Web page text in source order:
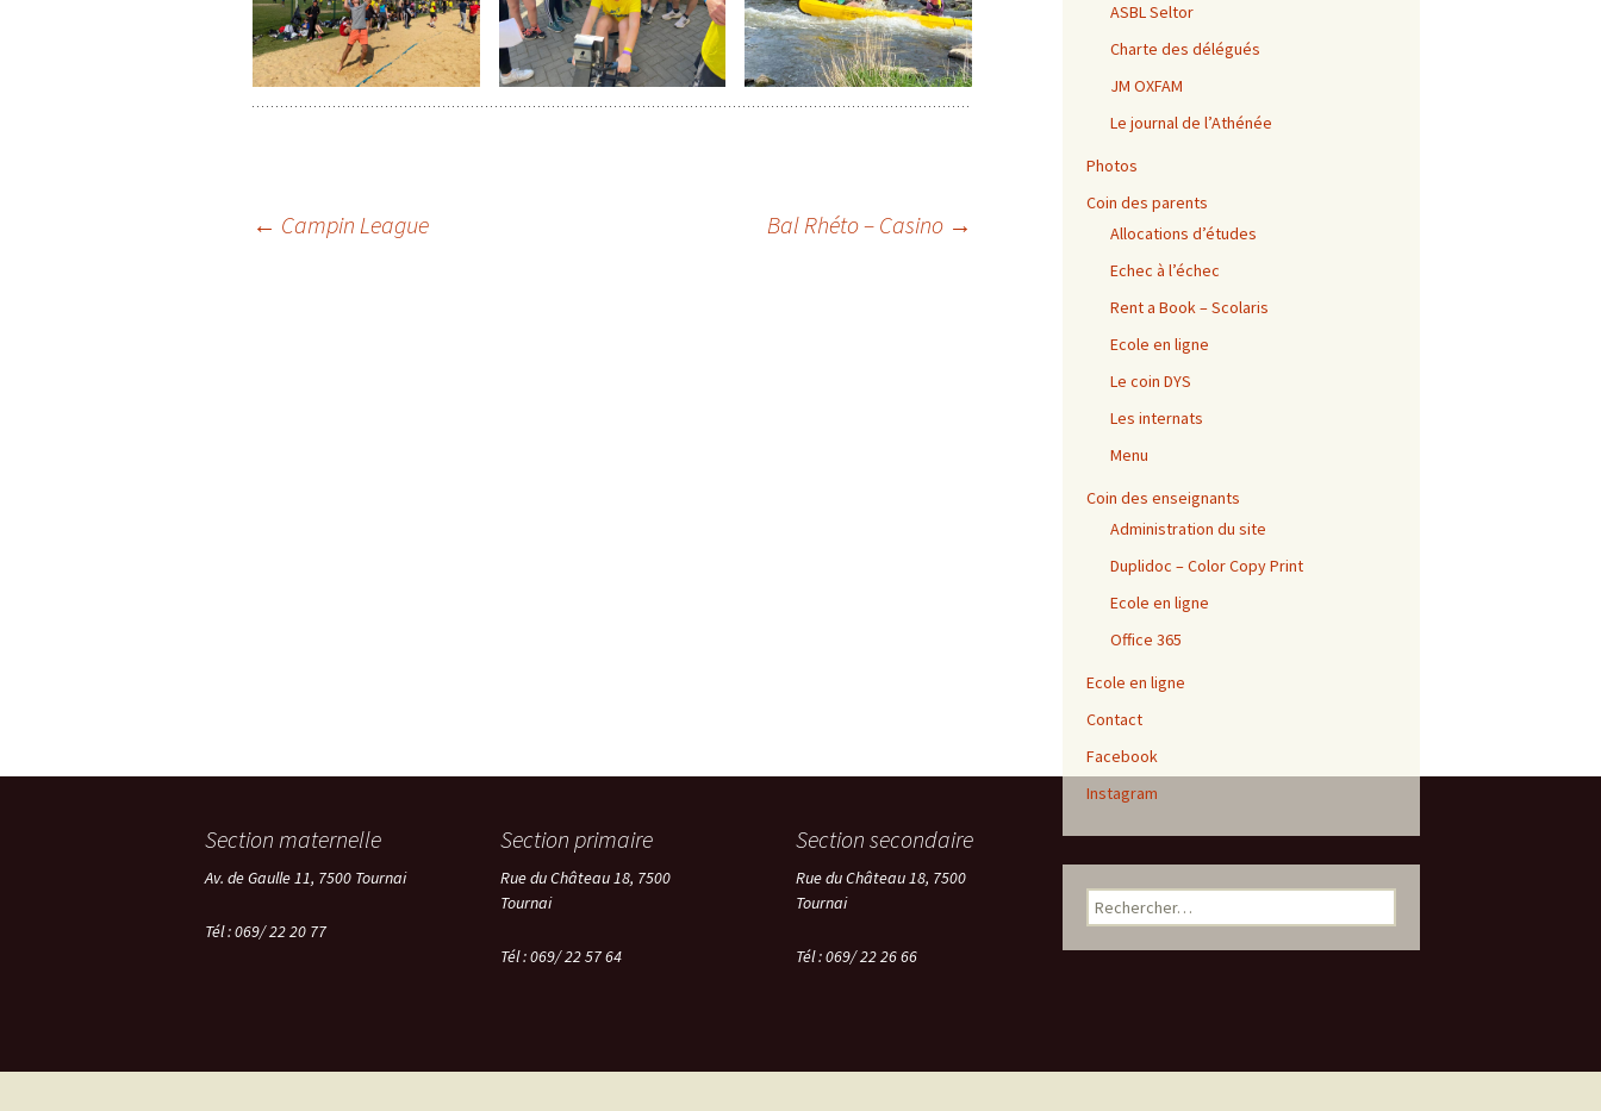
Navigation
← Campin League Bal Rhéto – Casino →
ASBL Seltor
Charte des délégués
JM OXFAM
Le journal de l’Athénée
Photos
Coin des parents
Allocations d’études
Echec à l’échec
Rent a Book – Scolaris
Ecole en ligne
Le coin DYS
Les internats
Menu
Coin des enseignants
Administration du site
Duplidoc – Color Copy Print
Ecole en ligne
Office 365
Ecole en ligne
Contact
Facebook
Instagram
Rechercher :
Section maternelle
Av. de Gaulle 11, 7500 Tournai
Tél : 069/ 22 20 77
Section primaire
Rue du Château 18, 7500
Tournai
Tél : 069/ 22 57 64
Section secondaire
Rue du Château 18, 7500
Tournai
Tél :069/ 22 26 66